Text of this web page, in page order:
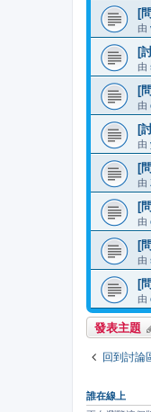
[
由
[
由
[
由
[
由
[
由
[
由
[
由
[
由
發表主題
回到討論
誰在線上